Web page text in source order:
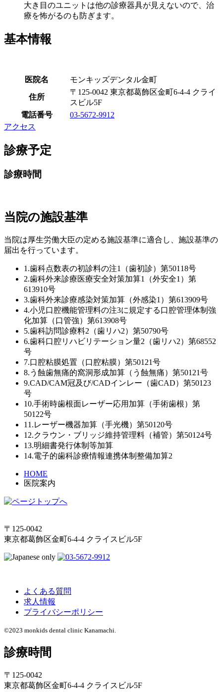
大き目のユニットは他の診療器具が見えないので、治
療を怖がるのも防ぎます。
基本情報
医院名 モンキッズデンタル金町
住所
〒125-0042 東京都葛飾区金町6-4-4 クライ
スビル5F
電話番号
03-5672-9912
アクセス
診療予定
診療時間
当院の施設基準
当院は厚生労働大臣の定める施設基準に適合し、施設基準の
届出を行っています。
1.歯科点数表の初診料の注1（歯初診）第50118号
2.歯科外来診療医療安全対策加算1（外安全1）第
613910号
3.歯科外来診療感染対策加算（外感染1）第613909号
4.小児口腔機能管理料の注3に規定する口腔管理体制強
化加算（口管強）第613908号
5.歯科訪問診療料2（歯リハ2）第50790号
6.歯科口腔リハビリテーション量2（歯リハ2）第68552
号
7.口腔粘膜処置（口腔粘膜）第50121号
8.う蝕歯無痛的窩洞形成加算（う蝕無痛）第50121号
9.CAD/CAM冠及び/CADインレー（歯CAD）第50123
号
10.手術時歯根面レーザー応用加算（手術歯根）第
50122号
11.レーザー機器加算（手光機）第50120号
12.クラウン・ブリッジ維持管理料（補管）第50124号
13.明細書発行体制等加算
14.電子的歯科診療情報連携体制整備加算2
HOME
医院案内
〒125-0042
東京都葛飾区金町6-4-4 クライスビル5F
よくある質問
求人情報
プライバシーポリシー
©2023 monkids dental clinic Kanamachi.
診療時間
〒125-0042
東京都葛飾区金町6-4-4 クライスビル5F